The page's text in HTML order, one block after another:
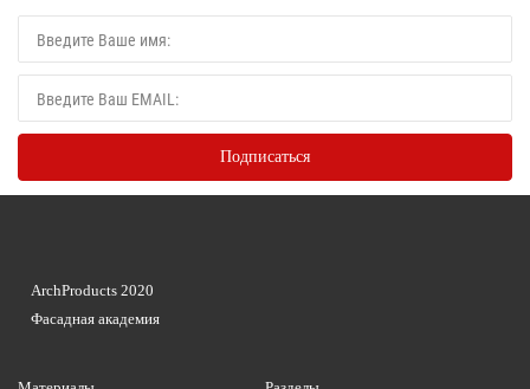
ArchProducts 2020
Фасадная академия